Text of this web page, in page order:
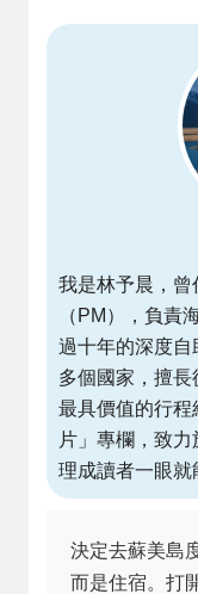
我是林予晨，曾
（PM），負責
過十年的深度
多個國家，擅
最具價值的行
片」專欄，致
理成讀者一眼就
決定去蘇美島
而是住宿。打